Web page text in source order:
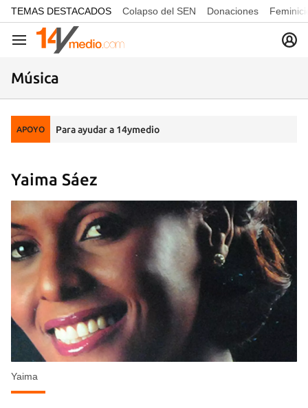
common.go-to-content
TEMAS DESTACADOS Colapso del SEN Donaciones
Navegación
Música
APOYO Para ayudar a 14ymedio
Yaima Sáez
Yaima